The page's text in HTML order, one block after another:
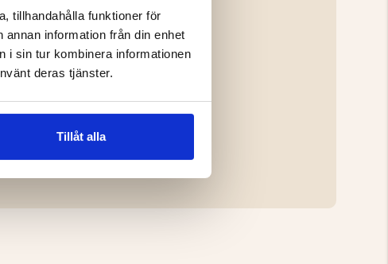
tillhandahålla funktioner för
information från din enhet
i sin tur kombinera informationen
deras tjänster.
Tillåt alla